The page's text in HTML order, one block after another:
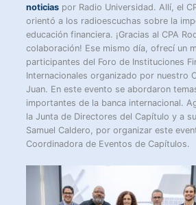
noticias por Radio Universidad. Allí, el
orientó a los radioescuchas sobre la
educación financiera. ¡Gracias al CPA
colaboración! Ese mismo día, ofrecí un
participantes del Foro de Instituciones
Internacionales organizado por nuestro
Juan. En este evento se abordaron
importantes de la banca internacional.
la Junta de Directores del Capítulo y a
Samuel Caldero, por organizar este
Coordinadora de Eventos de Capítulos.